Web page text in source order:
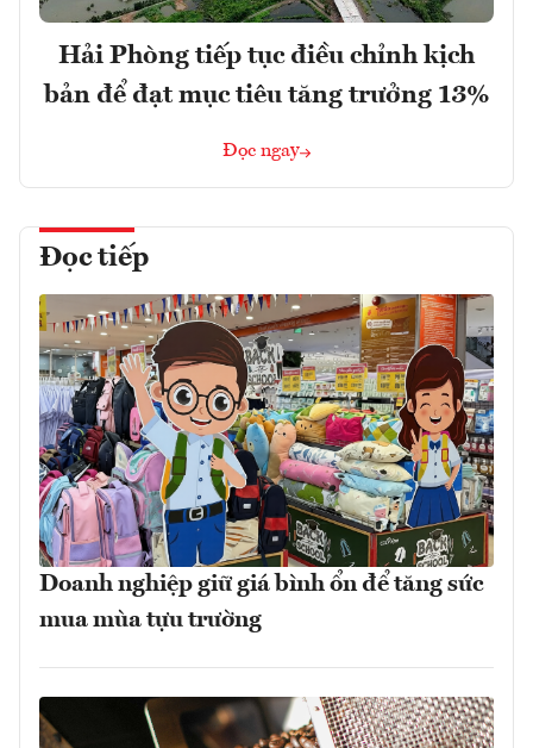
Hải Phòng tiếp tục điều chỉnh kịch
bản để đạt mục tiêu tăng trưởng 13%
Đọc ngay
Đọc tiếp
Doanh nghiệp giữ giá bình ổn để tăng sức
mua mùa tựu trường